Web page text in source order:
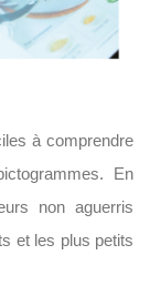
à comprendre
En
non aguerris
et les plus petits